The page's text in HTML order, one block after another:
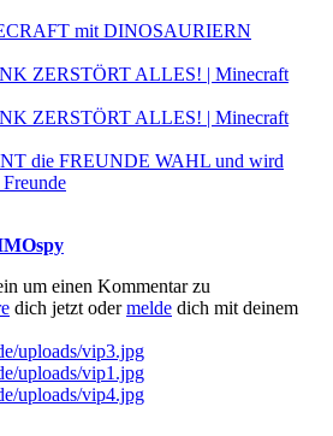
mit DINOSAURIERN
ZERSTÖRT ALLES! | Minecraft
ZERSTÖRT ALLES! | Minecraft
die FREUNDE WAHL und wird
um einen Kommentar zu
dich jetzt odermelde dich mit deinem